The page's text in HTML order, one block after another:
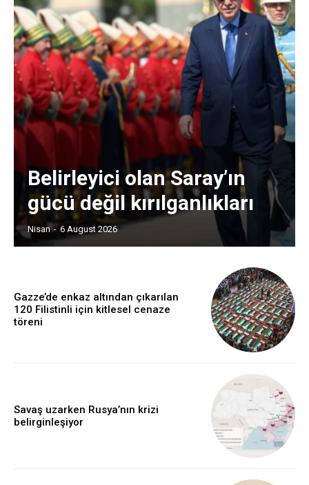
Belirleyici olan Saray’ın
gücü değil kırılganlıkları
Nisan - 6 August 2026
Gazze’de enkaz altından çıkarılan
120 Filistinli için kitlesel cenaze
töreni
Savaş uzarken Rusya’nın krizi
belirginleşiyor